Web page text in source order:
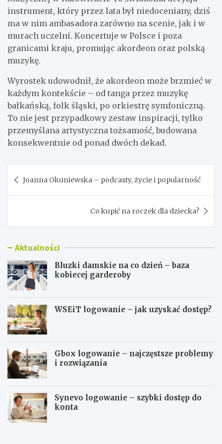
instrument, który przez lata był niedoceniany, dziś
ma w nim ambasadora zarówno na scenie, jak i w
murach uczelni. Koncertuje w Polsce i poza
granicami kraju, promując akordeon oraz polską
muzykę.
Wyrostek udowodnił, że akordeon może brzmieć w
każdym kontekście – od tanga przez muzykę
bałkańską, folk śląski, po orkiestrę symfoniczną.
To nie jest przypadkowy zestaw inspiracji, tylko
przemyślana artystyczna tożsamość, budowana
konsekwentnie od ponad dwóch dekad.
wpisu
Joanna Okuniewska – podcasty, życie i popularność
Co kupić na roczek dla dziecka?
Aktualności
Bluzki damskie na co dzień – baza
kobiecej garderoby
WSEiT logowanie – jak uzyskać dostęp?
Gbox logowanie – najczęstsze problemy
i rozwiązania
Synevo logowanie – szybki dostęp do
konta
B
W